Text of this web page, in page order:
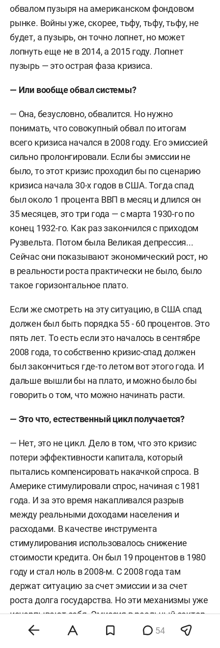
обвалом пузыря на американском фондовом
рынке. Войны уже, скорее, тьфу, тьфу, тьфу, не
будет, а пузырь, он точно лопнет, но может
лопнуть еще не в 2014, а 2015 году. Лопнет
пузырь — это острая фаза кризиса.
— Или вообще обвал системы?
— Она, безусловно, обвалится. Но нужно
понимать, что совокупный обвал по итогам
всего кризиса начался в 2008 году. Его эмиссией
сильно пролонгировали. Если бы эмиссии не
было, то этот кризис проходил бы по сценарию
кризиса начала 30-х годов в США. Тогда спад
был около 1 процента ВВП в месяц и длился он
35 месяцев, это три года — с марта 1930-го по
конец 1932-го. Как раз закончился с приходом
Рузвельта. Потом была Великая депрессия...
Сейчас они показывают экономический рост, но
в реальности роста практически не было, было
такое горизонтальное плато.
Если же смотреть на эту ситуацию, в США спад
должен был быть порядка 55 - 60 процентов. Это
пять лет. То есть если это началось в сентябре
2008 года, то собственно кризис-спад должен
был закончиться где-то летом вот этого года. И
дальше вышли бы на плато, и можно было бы
говорить о том, что можно начинать расти.
— Это что, естественный цикл получается?
— Нет, это не цикл. Дело в том, что это кризис
потери эффективности капитала, который
пытались компенсировать накачкой спроса. В
Америке стимулировали спрос, начиная с 1981
года. И за это время накапливался разрыв
между реальными доходами населения и
расходами. В качестве инструмента
стимулирования использовалось снижение
стоимости кредита. Он был 19 процентов в 1980
году и стал ноль в 2008-м. С 2008 года там
держат ситуацию за счет эмиссии и за счет
роста долга государства. Но эти механизмы уже
исчерпывают себя. Эмиссия в реальный сектор
уже не попадает. В результате мы видим
54